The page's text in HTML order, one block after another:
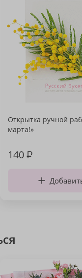
Открытка ручной
марта!»
140₽